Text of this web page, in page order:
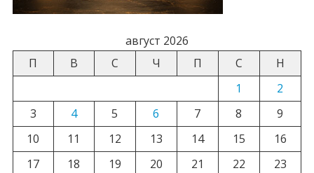
август 2026
П
В С Ч П С
Н
1
2
3
4 5 6 7 8
9
10
11 12 13 14 15
16
17
18 19 20 21 22
23